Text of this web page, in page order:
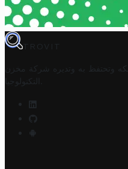
TROVIT
وتحتفظ به وتديره
شركة مخزن
التكنولوجيا